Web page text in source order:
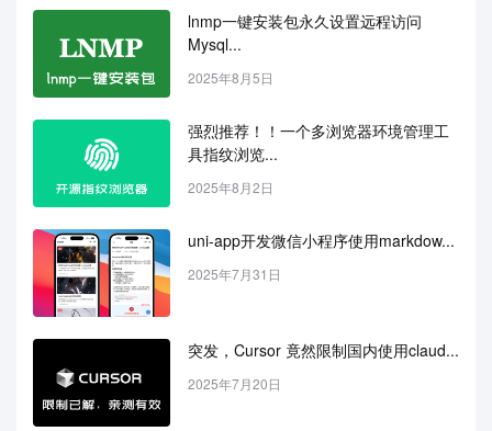
lnmp一键安装包永久设置远程访问
Mysql...
2025年8月5日
强烈推荐！！一个多浏览器环境管理工
具指纹浏览...
2025年8月2日
uni-app开发微信小程序使用markdow...
2025年7月31日
突发，Cursor 竟然限制国内使用claud...
2025年7月20日